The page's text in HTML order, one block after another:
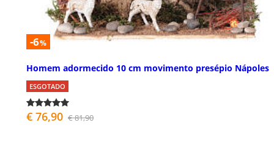
-6%
Homem adormecido 10 cm movimento presépio Nápoles
ESGOTADO
€ 76,90 € 81,90